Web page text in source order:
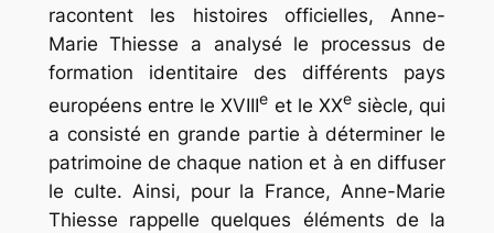
racontent les histoires officielles, Anne-
Marie Thiesse a analysé le processus de
formation identitaire des différents pays
européens entre le XVIIIe et le XXesiècle, qui
a consisté en grande partie à déterminer le
patrimoine de chaque nation et à en diffuser
le culte. Ainsi, pour la France, Anne-Marie
Thiesse rappelle quelques éléments de la